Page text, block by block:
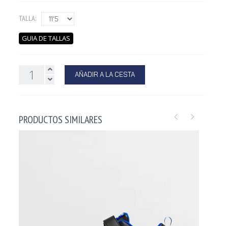
TALLA:
GUIA DE TALLAS
AÑADIR A LA CESTA
PRODUCTOS SIMILARES